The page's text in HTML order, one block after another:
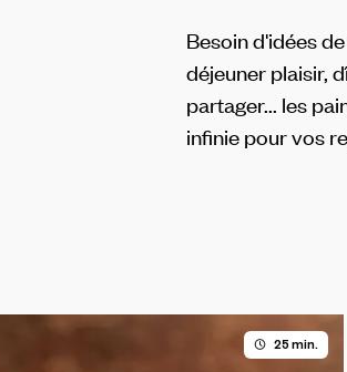
Besoin d'idées
déjeuner plaisir,
partager... les
infinie pour vos
25 min.